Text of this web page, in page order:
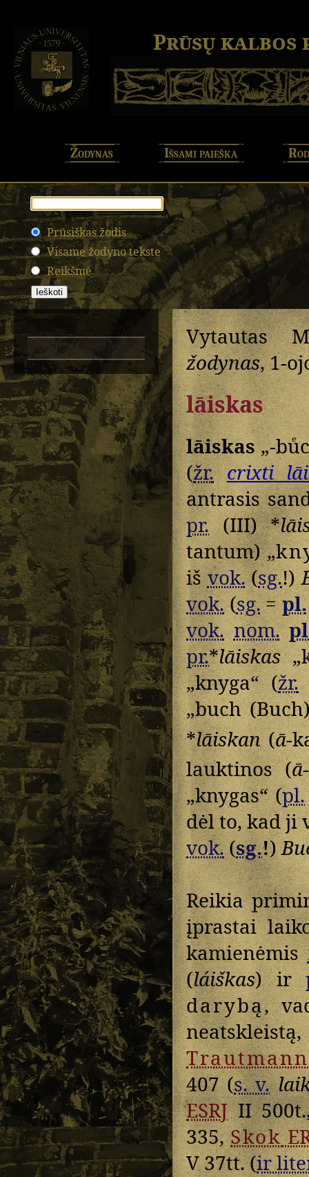
Prūsų kalbos
Žodynas Išsami paieška
Prūsiškas žodis
Visame žodyno tekste
Reikšmė
Vytautas
žodynas, 1-
lāiskas
lāiskas„-
(žr. crixti
antrasis
pr.(III) *
tantum) „
išvok.(sg.!)
vok.(sg.=pl.
vok. nom.
pr.*lāiskas
„knyga“ (žr.
„buch
*lāiskan(ā-
lauktinos (ā
„knygas“ (pl.
dėl to, kad ji
vok.(sg.!)
Reikia
įprastai
kamienėmis
(láiškas) ir
darybą,
Trautmann
407 (s. v.
ESRJII
335,Skok
V 37tt. (ir